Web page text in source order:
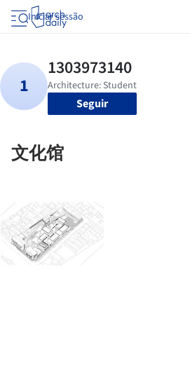
Iniciar sessão
Seguir
文化馆